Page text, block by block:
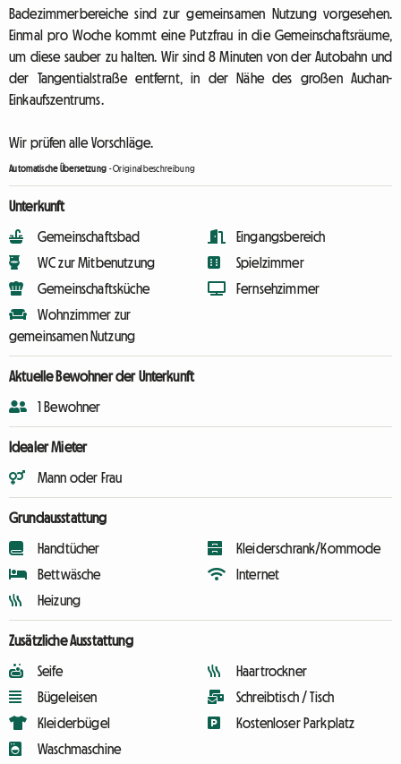
Badezimmerbereiche sind zur gemeinsamen Nutzung vorgesehen.
Einmal pro Woche kommt eine Putzfrau in die Gemeinschaftsräume,
um diese sauber zu halten. Wir sind 8 Minuten von der Autobahn und
der Tangentialstraße entfernt, in der Nähe des großen Auchan-
Einkaufszentrums.
Wir prüfen alle Vorschläge.
Automatische Übersetzung -Originalbeschreibung
Unterkunft
Gemeinschaftsbad
WC zur Mitbenutzung
Gemeinschaftsküche
Wohnzimmer zur
gemeinsamen Nutzung
Eingangsbereich
Spielzimmer
Fernsehzimmer
Aktuelle Bewohner der Unterkunft
1 Bewohner
Idealer Mieter
Mann oder Frau
Grundausstattung
Handtücher
Bettwäsche
Heizung
Kleiderschrank/Kommode
Internet
Zusätzliche Ausstattung
Seife
Bügeleisen
Kleiderbügel
Waschmaschine
Haartrockner
Schreibtisch / Tisch
Kostenloser Parkplatz